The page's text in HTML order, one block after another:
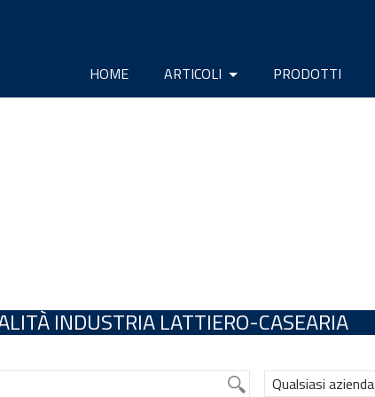
HOME ARTICOLI PRODOTTI
INDUSTRIA LATTIERO-CASEARIA
Qualsiasi azienda